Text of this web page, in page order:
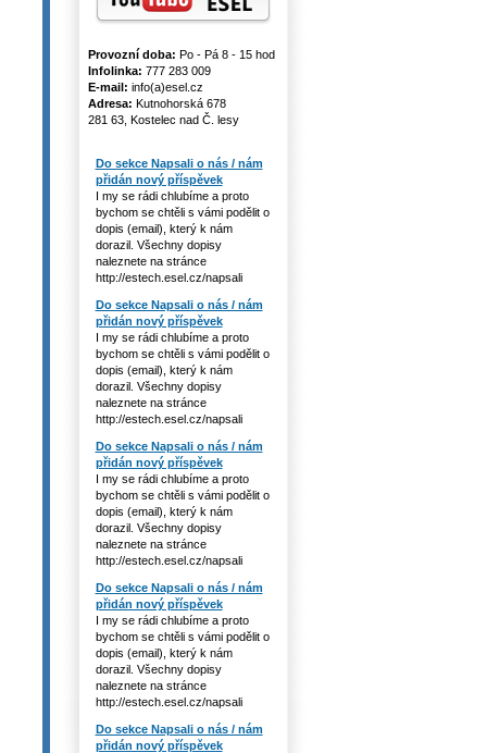
Provozní doba: Po - Pá 8 - 15 hod
Infolinka: 777 283 009
E-mail: info(a)esel.cz
Adresa: Kutnohorská 678
281 63, Kostelec nad Č. lesy
Do sekce Napsali o nás / nám
přidán nový příspěvek
I my se rádi chlubíme a proto
bychom se chtěli s vámi podělit o
dopis (email), který k nám
dorazil. Všechny dopisy
naleznete na stránce
http://estech.esel.cz/napsali
Do sekce Napsali o nás / nám
přidán nový příspěvek
I my se rádi chlubíme a proto
bychom se chtěli s vámi podělit o
dopis (email), který k nám
dorazil. Všechny dopisy
naleznete na stránce
http://estech.esel.cz/napsali
Do sekce Napsali o nás / nám
přidán nový příspěvek
I my se rádi chlubíme a proto
bychom se chtěli s vámi podělit o
dopis (email), který k nám
dorazil. Všechny dopisy
naleznete na stránce
http://estech.esel.cz/napsali
Do sekce Napsali o nás / nám
přidán nový příspěvek
I my se rádi chlubíme a proto
bychom se chtěli s vámi podělit o
dopis (email), který k nám
dorazil. Všechny dopisy
naleznete na stránce
http://estech.esel.cz/napsali
Do sekce Napsali o nás / nám
přidán nový příspěvek